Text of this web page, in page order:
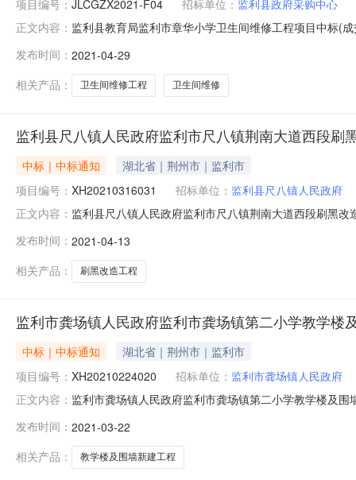
项目编号： JLCGZX2021-F04 招标单位： 监利县政府采购中心
正文内容： 监利县教育局监利市章华小学卫生间维修工程项目中标(
供应商地址：湖北省荆州市监利市容城镇民主路470号中
发布时间： 2021-04-29
相关产品：
卫生间维修工程 卫生间维修
监利县尺八镇人民政府监利市尺八镇荆南大道西段刷
中标｜中标通知
湖北省｜荆州市｜监利市
项目编号： XH20210316031 招标单位： 监利县尺八镇人民政府
正文内容： 监利县尺八镇人民政府监利市尺八镇荆南大道西段刷黑
称：监利市翔鸿建筑工程有限公司供应商地址：监利市
按
发布时间： 2021-04-13
相关产品：
刷黑改造工程
监利市龚场镇人民政府监利市龚场镇第二小学教学楼
中标｜中标通知
湖北省｜荆州市｜监利市
项目编号： XH20210224020 招标单位： 监利市龚场镇人民政府
正文内容： 监利市龚场镇人民政府监利市龚场镇第二小学教学楼及
监利县翔鸿建筑工程有限公司供应商地址：监利县容城
发布时间： 2021-03-22
相关产品：
教学楼及围墙新建工程